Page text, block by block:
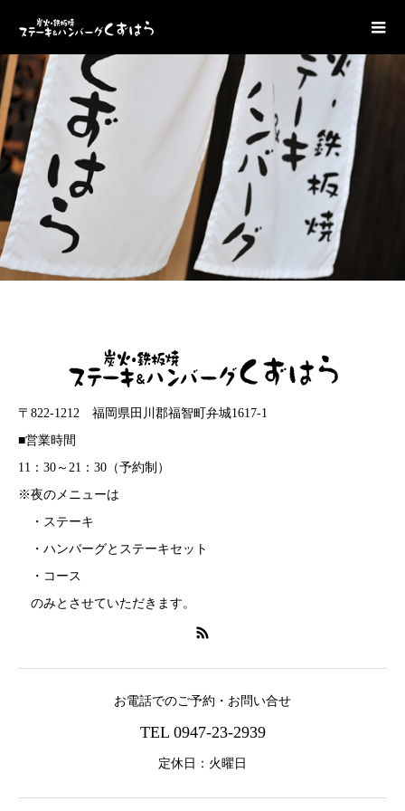
〒822-1212 福岡県田川郡福智町弁城1617-1
■営業時間
11：30～21：30（予約制）
※夜のメニューは
・ステーキ
・ハンバーグとステーキセット
・コース
のみとさせていただきます。
お電話でのご予約・お問い合せ
TEL 0947-23-2939
定休日：火曜日